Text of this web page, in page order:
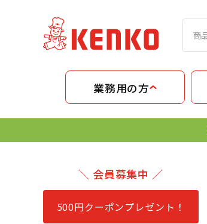
業務用の方
＼ 会員募集中 ／
500円クーポンプレゼント！